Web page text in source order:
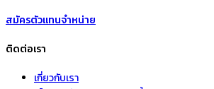
สมัครตัวแทนจำหน่าย
ติดต่อเรา
เกี่ยวกับเรา